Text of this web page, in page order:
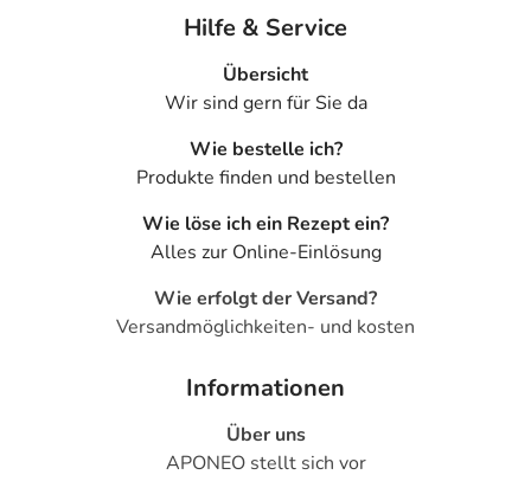
Hilfe & Service
Übersicht
Wir sind gern für Sie da
Wie bestelle ich?
Produkte finden und bestellen
Wie löse ich ein Rezept ein?
Alles zur Online-Einlösung
Wie erfolgt der Versand?
Versandmöglichkeiten- und kosten
Informationen
Über uns
APONEO stellt sich vor